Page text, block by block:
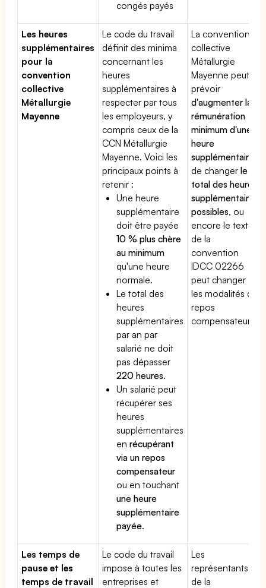
congés payés
Les heures
supplémentaires
pour la
convention
collective
Métallurgie
Mayenne
Le code du travail
définit des minima
concernant les
heures
supplémentaires à
respecter par tous
les employeurs, y
compris ceux de la
CCN Métallurgie
Mayenne. Voici les
principaux points à
retenir :
Une heure
supplémentaire
doit être payée
10 % plus chère
au minimum
qu'une heure
normale.
Le total des
heures
supplémentaires
par an par
salarié ne doit
pas dépasser
220 heures.
Un salarié peut
récupérer ses
heures
supplémentaires
enrécupérant
via un repos
compensateur
ou en touchant
une heure
supplémentaire
payée.
La convention
collective
Métallurgie
Mayenne peut
prévoir
d'augmenter la
rémunération
minimum d'une
heure
supplémentaire
de changerle
total des heures
supplémentaires
possibles, ou
encore le texte
de la
convention
IDCC 02266
peut changer
les modalités du
repos
compensateur.
Les temps de
pause et les
temps de travail
Le code du travail
impose à toutes les
entreprises et
Les
représentants
de la